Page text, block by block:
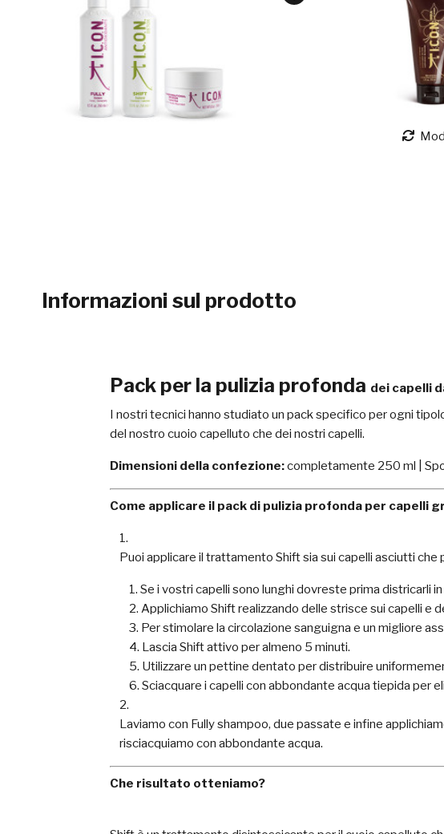
Informazioni sul prodotto
Pack per la pulizia profonda dei capelli
I nostri tecnici hanno studiato un pack specifico per ogni
del nostro cuoio capelluto che dei nostri capelli.
Dimensioni della confezione:completamente 250 ml |
Come applicare il pack di pulizia profonda per capelli
Puoi applicare il trattamento Shift sia sui capelli asciutti
Se i vostri capelli sono lunghi dovreste prima districarli
Applichiamo Shift realizzando delle strisce sui capelli e
Per stimolare la circolazione sanguigna e un migliore
Lascia Shift attivo per almeno 5 minuti.
Utilizzare un pettine dentato per distribuire
Sciacquare i capelli con abbondante acqua tiepida per
Laviamo con Fully shampoo, due passate e infine
risciacquiamo con abbondante acqua.
Che risultato otteniamo?